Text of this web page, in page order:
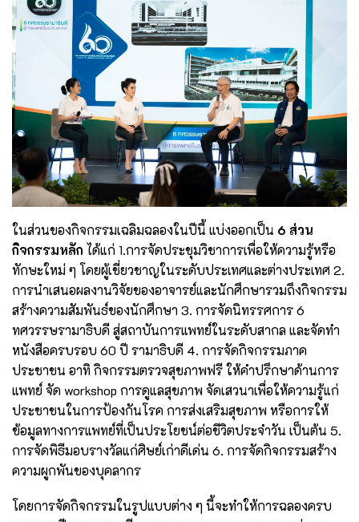
ในส่วนของกิจกรรมเฉลิมฉลองในปีนี้ แบ่งออกเป็น 6 ส่วน
กิจกรรมหลัก ได้แก่ 1.การจัดประชุมวิชาการเพื่อให้ความรู้หรือ
ทักษะใหม่ ๆ โดยผู้เชี่ยวชาญในระดับประเทศและต่างประเทศ 2.
การนำเสนอผลงานวิจัยของอาจารย์และนักศึกษารวมถึงกิจกรรม
สร้างความสัมพันธ์ของนักศึกษา 3. การจัดนิทรรศการ 6
ทศวรรษรามาธิบดี สู่สถาบันการแพทย์ในระดับสากล และจัดทำ
หนังสือครบรอบ 60 ปี รามาธิบดี 4. การจัดกิจกรรมภาค
ประชาชน อาทิ กิจกรรมตรวจสุขภาพฟรี ให้คำปรึกษาด้านการ
แพทย์ จัด workshop การดูแลสุขภาพ จัดเสวนาเพื่อให้ความรู้แก่
ประชาชนในการป้องกันโรค การส่งเสริมสุขภาพ หรือการให้
ข้อมูลทางการแพทย์ที่เป็นประโยชน์ต่อชีวิตประจำวัน เป็นต้น 5.
การจัดพิธีมอบรางวัลแก่ศิษย์เก่าดีเด่น 6. การจัดกิจกรรมสร้าง
ความผูกพันของบุคลากร
โดยการจัดกิจกรรมในรูปแบบต่าง ๆ นี้จะทำให้การฉลองครบ